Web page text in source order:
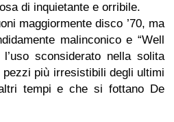
di inquietante e orribile.
maggiormente disco ’70, ma
malinconico e “Well
sconsiderato nella solita
pezzi più irresistibili degli ultimi
tempi e che si fottano De